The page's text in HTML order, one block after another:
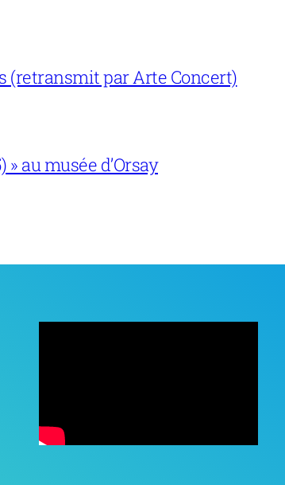
(retransmit par Arte Concert)
au musée d’Orsay